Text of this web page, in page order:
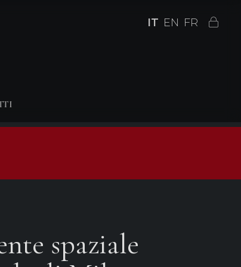
IT EN FR
spaziale